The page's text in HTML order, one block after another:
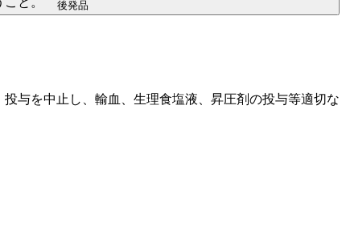
与を中止し、輸血、生理食塩液、昇圧剤の投与等適切な
後発品